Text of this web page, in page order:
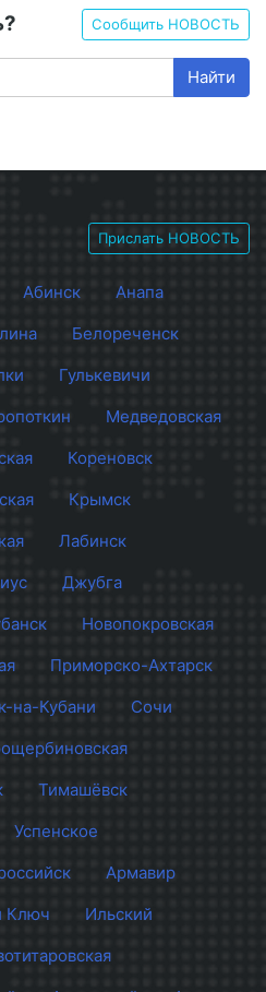
Сообщить НОВОСТЬ
Найти
Прислать НОВОСТЬ
Абинск
Анапа
Белореченск
Гулькевичи
Медведовская
Кореновск
Крымск
Лабинск
Джубга
Новопокровская
Приморско-Ахтарск
на-Кубани
Сочи
Тимашёвск
Успенское
Армавир
Ключ
Ильский